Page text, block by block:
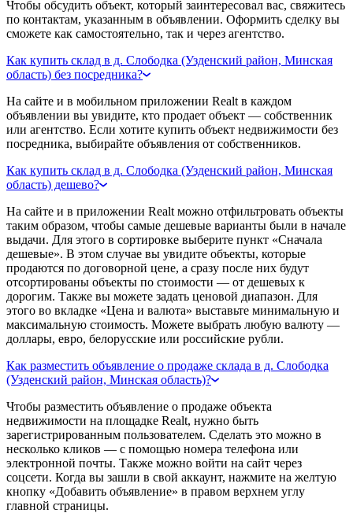
Чтобы обсудить объект, который заинтересовал вас, свяжитесь
по контактам, указанным в объявлении. Оформить сделку вы
сможете как самостоятельно, так и через агентство.
Как купить склад в д. Слободка (Узденский район, Минская
область) без посредника?
На сайте и в мобильном приложении Realt в каждом
объявлении вы увидите, кто продает объект — собственник
или агентство. Если хотите купить объект недвижимости без
посредника, выбирайте объявления от собственников.
Как купить склад в д. Слободка (Узденский район, Минская
область) дешево?
На сайте и в приложении Realt можно отфильтровать объекты
таким образом, чтобы самые дешевые варианты были в начале
выдачи. Для этого в сортировке выберите пункт «Сначала
дешевые». В этом случае вы увидите объекты, которые
продаются по договорной цене, а сразу после них будут
отсортированы объекты по стоимости — от дешевых к
дорогим. Также вы можете задать ценовой диапазон. Для
этого во вкладке «Цена и валюта» выставьте минимальную и
максимальную стоимость. Можете выбрать любую валюту —
доллары, евро, белорусские или российские рубли.
Как разместить объявление о продаже склада в д. Слободка
(Узденский район, Минская область)?
Чтобы разместить объявление о продаже объекта
недвижимости на площадке Realt, нужно быть
зарегистрированным пользователем. Сделать это можно в
несколько кликов — с помощью номера телефона или
электронной почты. Также можно войти на сайт через
соцсети. Когда вы зашли в свой аккаунт, нажмите на желтую
кнопку «Добавить объявление» в правом верхнем углу
главной страницы.